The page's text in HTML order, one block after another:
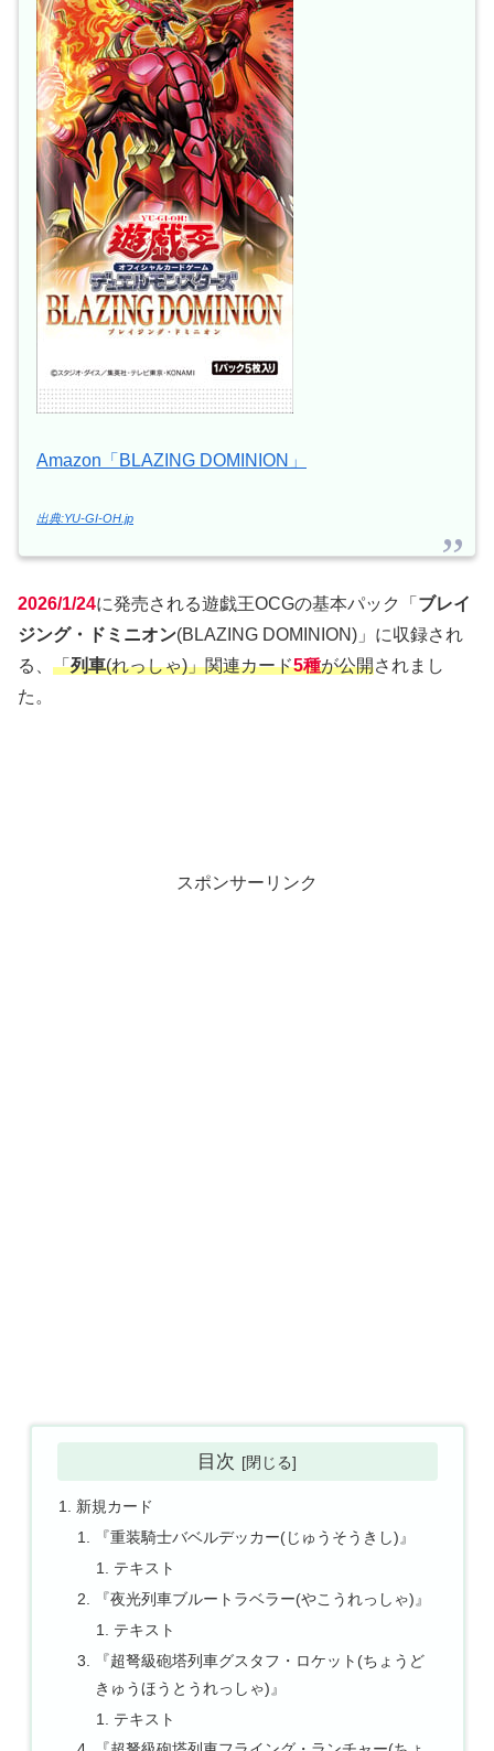
Amazon「BLAZING DOMINION」
出典:YU-GI-OH.jp
2026/1/24に発売される遊戯王OCGの基本パック「 ブレイ
ジング・ドミニオン(BLAZING DOMINION)」に収録され
る、 「列車(れっしゃ)」関連カード5種が公開されまし
た。
スポンサーリンク
目次
新規カード
『重装騎士バベルデッカー(じゅうそうきし)』
テキスト
『夜光列車ブルートラベラー(やこうれっしゃ)』
テキスト
『超弩級砲塔列車グスタフ・ロケット(ちょうど
きゅうほうとうれっしゃ)』
テキスト